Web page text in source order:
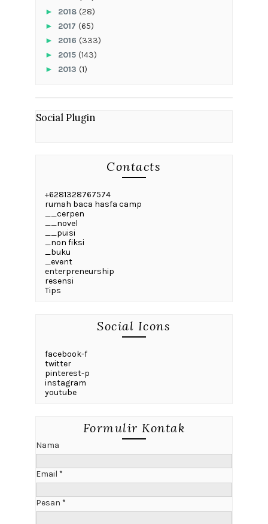
► 2018 (28)
► 2017 (65)
► 2016 (333)
► 2015 (143)
► 2013 (1)
Social Plugin
Contacts
+6281328767574
rumah baca hasfa camp
__cerpen
__novel
__puisi
_non fiksi
_buku
_event
enterpreneurship
resensi
Tips
Social Icons
facebook-f
twitter
pinterest-p
instagram
youtube
Formulir Kontak
Nama
Email *
Pesan *